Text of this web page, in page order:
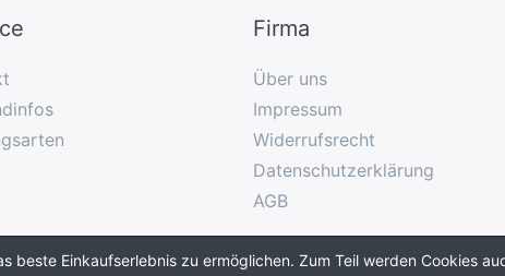
Firma
Über uns
Impressum
Widerrufsrecht
Datenschutzerklärung
AGB
beste Einkaufserlebnis zu ermöglichen. Zum Teil werden Cookies